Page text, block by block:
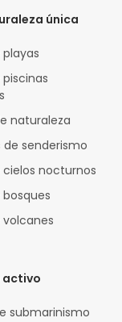
única
naturaleza
de senderismo
cielos nocturnos
volcanes
activo
submarinismo